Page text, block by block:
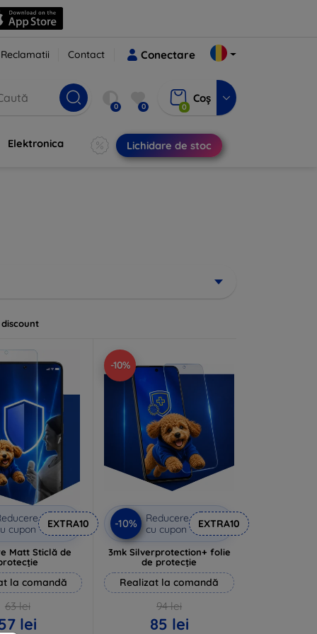
Reclamatii Contact Conectare
0 0 0
Coș
Elektronica Lichidare de stoc
discount
cupon
EXTRA10
Matt Sticlă de
la comandă
63 lei
lei
-10%
-10%
Reducere
cu cupon
EXTRA10
3mk Silverprotection+ folie
de protecție
Realizat la comandă
94 lei
85 lei